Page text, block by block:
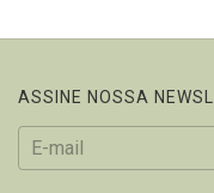
ASSINE NOSSA